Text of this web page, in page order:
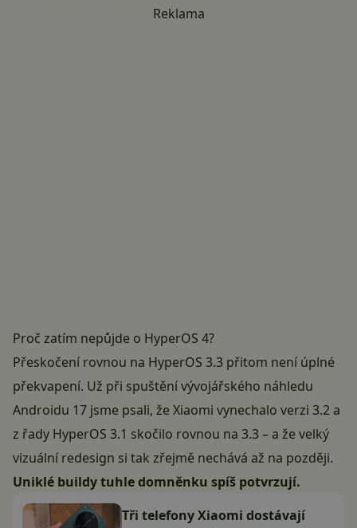
Reklama
Proč zatím nepůjde o HyperOS 4?
Přeskočení rovnou na HyperOS 3.3 přitom není úplné
překvapení. Už při spuštění vývojářského náhledu
Androidu 17 jsme psali, že Xiaomi vynechalo verzi 3.2 a
z řady HyperOS 3.1 skočilo rovnou na 3.3 – a že velký
vizuální redesign si tak zřejmě nechává až na později.
Uniklé buildy tuhle domněnku spíš potvrzují.
Tři telefony Xiaomi dostávají